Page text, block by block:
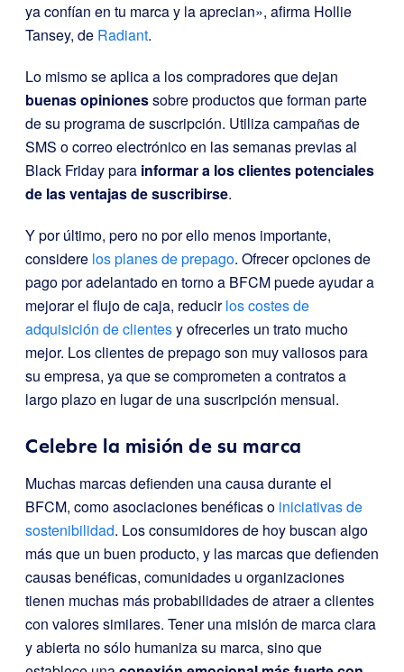
ya confían en tu marca y la aprecian», afirma Hollie
Tansey, de Radiant.
Lo mismo se aplica a los compradores que dejan
buenas opinionessobre productos que forman parte
de su programa de suscripción. Utiliza campañas de
SMS o correo electrónico en las semanas previas al
Black Friday para informar a los clientes potenciales
de las ventajas de suscribirse.
Y por último, pero no por ello menos importante,
considere los planes de prepago. Ofrecer opciones de
pago por adelantado en torno a BFCM puede ayudar a
mejorar el flujo de caja, reducirlos costes de
adquisición de clientesy ofrecerles un trato mucho
mejor. Los clientes de prepago son muy valiosos para
su empresa, ya que se comprometen a contratos a
largo plazo en lugar de una suscripción mensual.
Celebre la misión de su marca
Muchas marcas defienden una causa durante el
BFCM, como asociaciones benéficas o iniciativas de
sostenibilidad. Los consumidores de hoy buscan algo
más que un buen producto, y las marcas que defienden
causas benéficas, comunidades u organizaciones
tienen muchas más probabilidades de atraer a clientes
con valores similares. Tener una misión de marca clara
y abierta no sólo humaniza su marca, sino que